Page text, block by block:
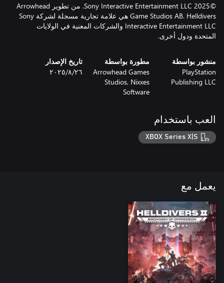
©2025 Sony Interactive Entertainment LLC. من تطوير Arrowhead
Game Studios AB. Helldivers هي علامة تجارية مسجلة لشركة Sony
Interactive Entertainment LLC‏ والشركات المعنية في الولايات
المتحدة ودول أخرى.
منشور بواسطة
PlayStation
Publishing LLC
مطورة بواسطة
Arrowhead Games
Studios, Nixxes
Software
تاريخ الإصدار
٢٦‏/٨‏/٢٠٢٥
العب باستخدام
XBOX Series X|S
يعمل مع